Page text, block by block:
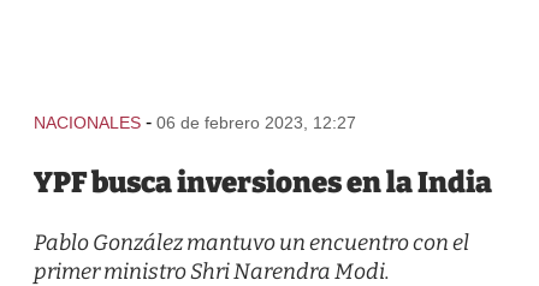
NACIONALES - 06 de febrero 2023, 12:27
YPF busca inversiones en la India
Pablo González mantuvo un encuentro con el
primer ministro Shri Narendra Modi.